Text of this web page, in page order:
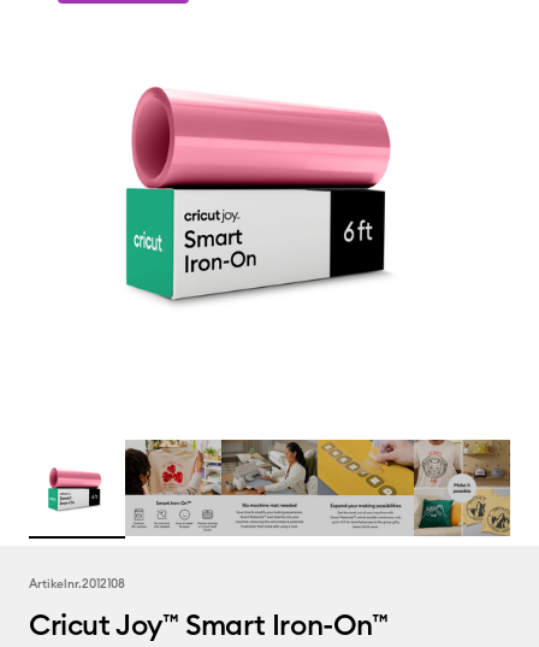
Artikelnr.2012108
Cricut Joy™ Smart Iron-On™